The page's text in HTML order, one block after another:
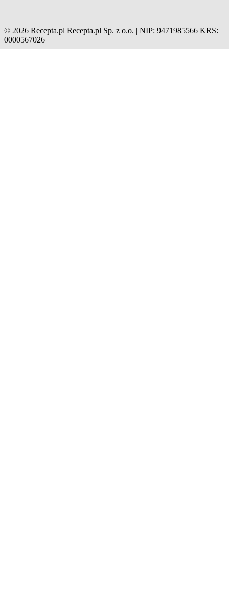
© 2026 Recepta.pl Recepta.pl Sp. z o.o. | NIP: 9471985566 KRS:
0000567026